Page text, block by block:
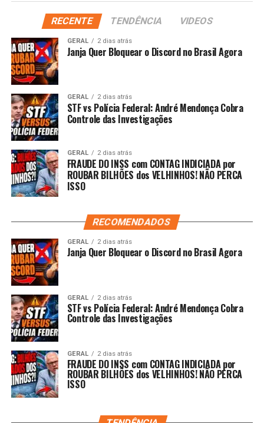
RECENTE TENDÊNCIA VIDEOS
GERAL 2 dias atrás
Janja Quer Bloquear o Discord no Brasil Agora
GERAL 2 dias atrás
STF vs Polícia Federal: André Mendonça Cobra
Controle das Investigações
GERAL 2 dias atrás
FRAUDE DO INSS com CONTAG INDICIADA por
ROUBAR BILHÕES dos VELHINHOS! NÃO PERCA
ISSO
RECOMENDADOS
GERAL 2 dias atrás
Janja Quer Bloquear o Discord no Brasil Agora
GERAL 2 dias atrás
STF vs Polícia Federal: André Mendonça Cobra
Controle das Investigações
GERAL 2 dias atrás
FRAUDE DO INSS com CONTAG INDICIADA por
ROUBAR BILHÕES dos VELHINHOS! NÃO PERCA
ISSO